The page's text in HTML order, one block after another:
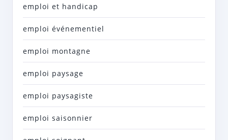
emploi et handicap
emploi événementiel
emploi montagne
emploi paysage
emploi paysagiste
emploi saisonnier